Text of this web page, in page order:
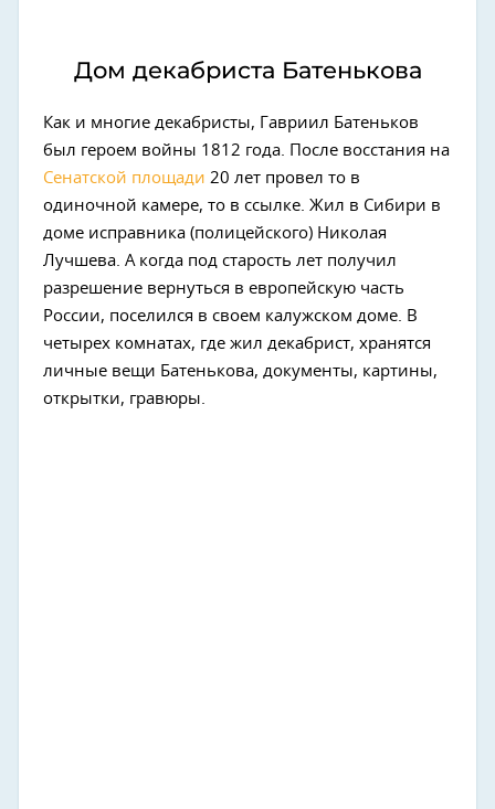
Дом декабриста Батенькова
Как и многие декабристы, Гавриил Батеньков
был героем войны 1812 года. После восстания на
Сенатской площади 20 лет провел то в
одиночной камере, то в ссылке. Жил в Сибири в
доме исправника (полицейского) Николая
Лучшева. А когда под старость лет получил
разрешение вернуться в европейскую часть
России, поселился в своем калужском доме. В
четырех комнатах, где жил декабрист, хранятся
личные вещи Батенькова, документы, картины,
открытки, гравюры.